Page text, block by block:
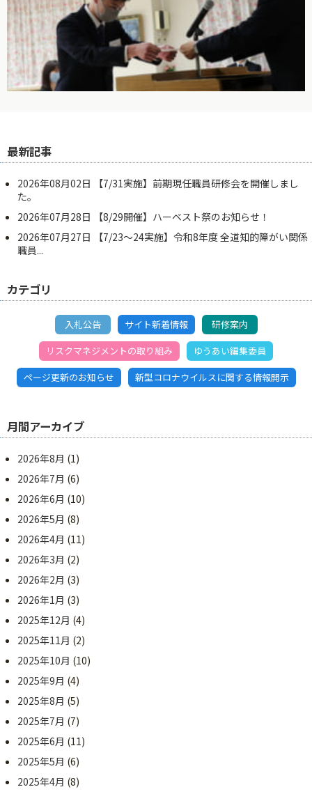
最新記事
2026年08月02日
【7/31実施】前期現任職員研修会を開催しまし
た。
2026年07月28日
【8/29開催】ハーベスト祭のお知らせ！
2026年07月27日
【7/23～24実施】令和8年度 全道知的障がい関係
職員...
カテゴリ
入札公告 サイト新着情報
研修案内
リスクマネジメントの取り組み
ゆうあい編集委員
ページ更新のお知らせ
新型コロナウイルスに関する情報開示
月間アーカイブ
2026年8月 (1)
2026年7月 (6)
2026年6月 (10)
2026年5月 (8)
2026年4月 (11)
2026年3月 (2)
2026年2月 (3)
2026年1月 (3)
2025年12月 (4)
2025年11月 (2)
2025年10月 (10)
2025年9月 (4)
2025年8月 (5)
2025年7月 (7)
2025年6月 (11)
2025年5月 (6)
2025年4月 (8)